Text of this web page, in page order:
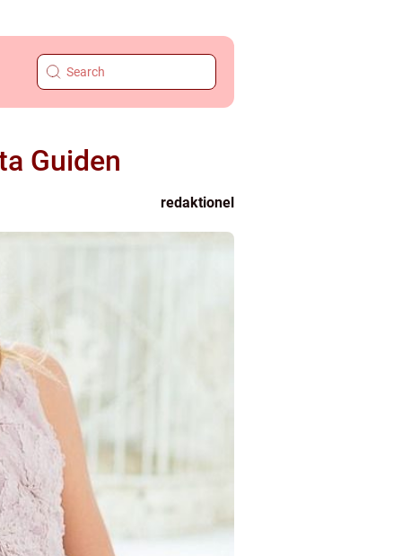
Guiden
redaktionel